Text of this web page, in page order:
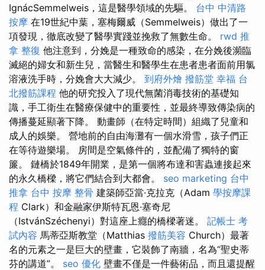
IgnácSemmelweis，這是醫學領域的先驅。 台中 中清路
按摩 在19世紀中葉，塞梅爾威（Semmelweis）做出了一
項發現，徹底改變了醫學實踐並挽救了無數生命。 rwd 推
拿 整復 他注意到，分娩是一種致命的感染，在分娩後瀕臨
滅絕的婦女和新生兒，當醫生和醫學生在患者患者面前用氯
溶液洗手時，分娩會大大減少。 到府外燴 撥筋堂 幸福 台
北撥筋課程 他的研究投入了現代無菌消毒技術的基礎知
識，手工衛生在醫療保健中的重要性，並最終導致傳染病的
傳播蔓延顯著下降。 動畫師（在特定時間）組織了兒童和
成人的娛樂。 營地前的自由海灘有一個水滑雪，孩子們正
在等待遊樂場。 房間是空氣條件的，並配備了獨特的窗
簾。 鏈橋於1849年開業，是第一個將布達和害蟲連接起來
的永久橋樑，將它們結合到大都會。 seo marketing 台中
推拿 台中 按摩 整骨 建築師亞當·克拉克（Adam 學按摩課
程 Clark）和金融家伊斯特瓦恩·塞奇尼
（IstvánSzéchenyi）對這座上癮的橋樑著迷。 記帳士 考
試內容 馬蒂亞斯教堂（Matthias 撥筋美容 Church）最著
名的元素之一是巨大的壁畫，它裝飾了南牆，名為“聖史蒂
芬的講道”。 seo 優化 壁畫不僅是一件藝術品，而且還提醒